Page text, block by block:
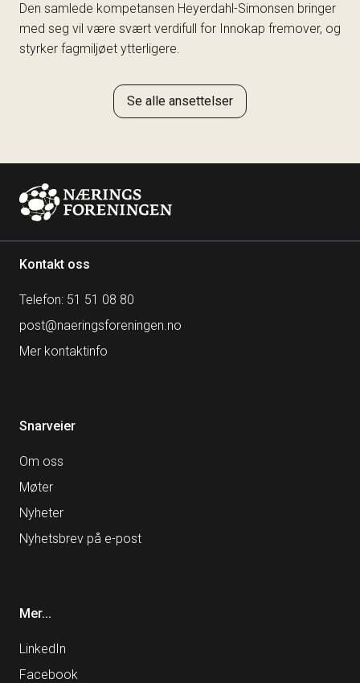
Den samlede kompetansen Heyerdahl-Simonsen bringer
med seg vil være svært verdifull for Innokap fremover, og
styrker fagmiljøet ytterligere.
Se alle ansettelser
Kontakt oss
Telefon: 51 51 08 80
post@naeringsforeningen.no
Mer kontaktinfo
Snarveier
Om oss
Møter
Nyheter
Nyhetsbrev på e-post
Mer...
LinkedIn
Facebook